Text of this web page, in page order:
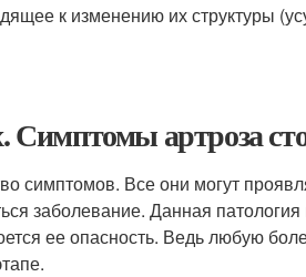
к изменению их структуры
Симптомы артроза
симптомов. Все они могут
заболевание. Данная
ее опасность. Ведь любую